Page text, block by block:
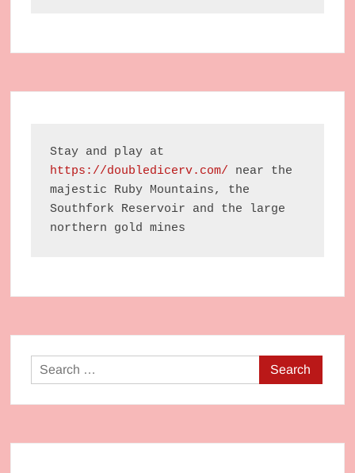
https://doubledicerv.com/
near the
majestic Ruby Mountains, the
Southfork Reservoir and the large
northern gold mines
Search
for: